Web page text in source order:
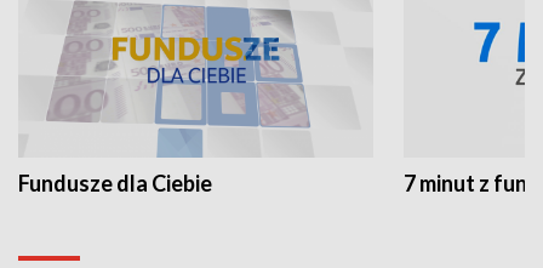
Fundusze dla Ciebie 7 minut z